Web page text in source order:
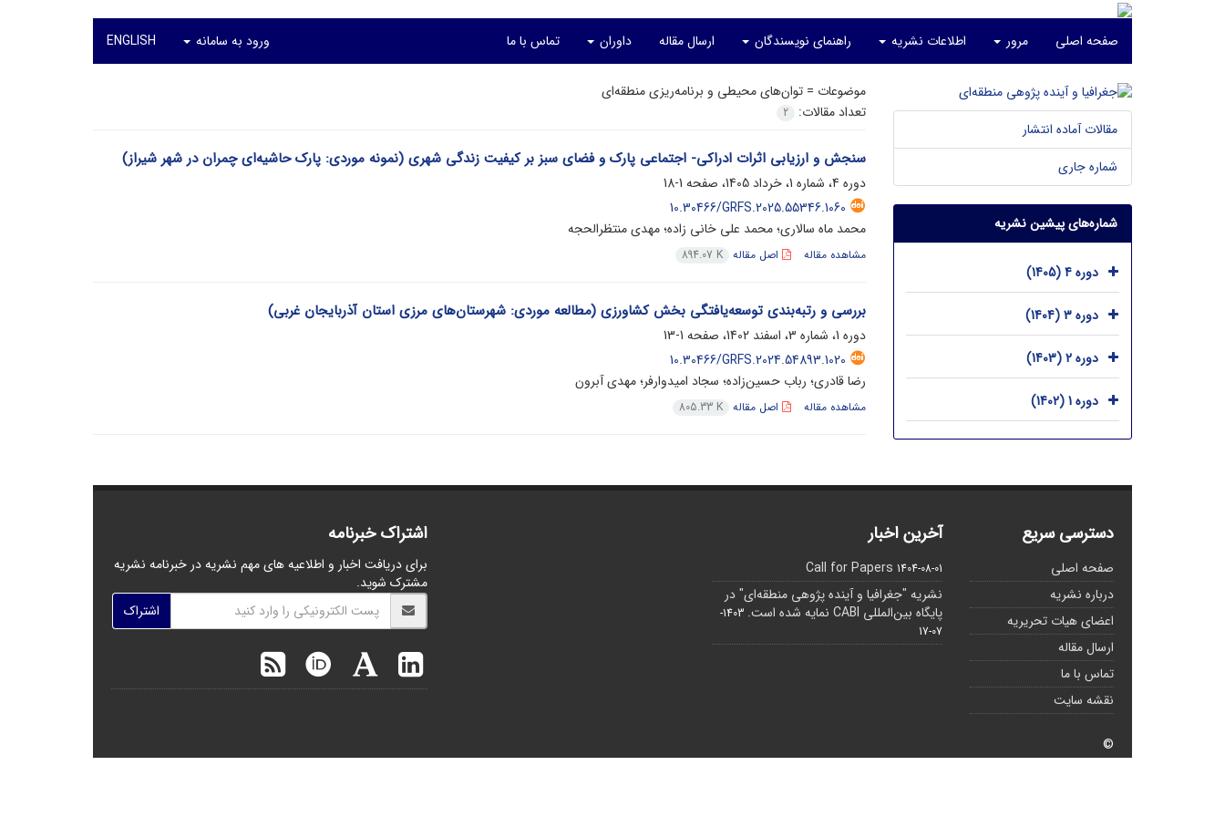
صفحه اصلی مرور اطلاعات نشریه راهنمای نویسندگان ارسال مقاله داوران تماس با ما ورود به سامانه ENGLISH
موضوعات =توان‌های محیطی و برنامه‌ریزی منطقه‌ای
تعداد مقالات:
2
سنجش و ارزیابی اثرات ادراکی- اجتماعی پارک و فضای سبز بر کیفیت زندگی شهری (نمونه موردی: پارک حاشیه‌ای چمران در شهر شیراز)
دوره 4، شماره 1، خرداد 1405، صفحه
1-18
10.30466/GRFS.2025.55346.1060
محمد ماه سالاری؛ محمد علی خانی زاده؛ مهدی منتظرالحجه
مشاهده مقاله اصل مقاله 894.07 K
بررسی و رتبه‌بندی توسعه‌یافتگی بخش کشاورزی (مطالعه موردی: شهرستان‌های مرزی استان آذربایجان غربی)
دوره 1، شماره 3، اسفند 1402، صفحه
1-13
10.30466/GRFS.2024.54893.1020
رضا قادری؛ رباب حسین‌زاده؛ سجاد امیدوارفر؛ مهدی آبرون
مشاهده مقاله اصل مقاله 805.33 K
مقالات آماده انتشار
شماره جاری
شماره‌های پیشین نشریه
دوره 4 (1405)
دوره 3 (1404)
دوره 2 (1403)
دوره 1 (1402)
دسترسی سریع
صفحه اصلی
درباره نشریه
اعضای هیات تحریریه
ارسال مقاله
تماس با ما
نقشه سایت
آخرین اخبار
Call for Papers 1404-08-01
نشریه "جغرافیا و آینده پژوهی منطقه‌ای" در
پایگاه بین‌المللی CABI نمایه شده است.
1403-
07-17
اشتراک خبرنامه
برای دریافت اخبار و اطلاعیه های مهم نشریه در خبرنامه نشریه
مشترک شوید.
اشتراک
©